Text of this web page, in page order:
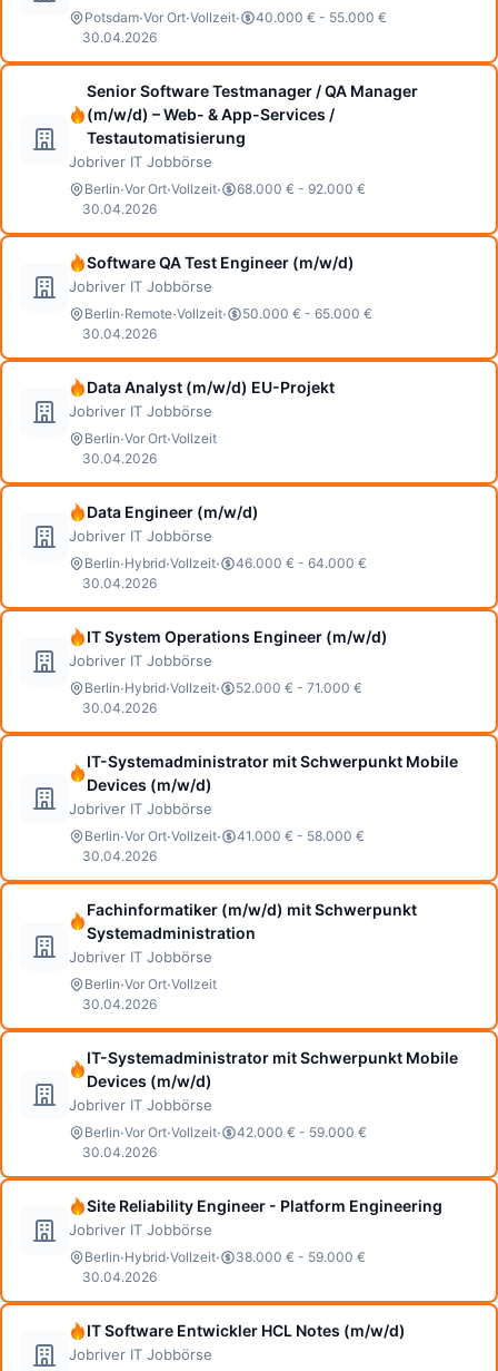
Potsdam·Vor Ort·Vollzeit·
40.000 € - 55.000 €
30.04.2026
Senior Software Testmanager / QA Manager
(m/w/d) – Web- & App-Services /
Testautomatisierung
Jobriver IT Jobbörse
Berlin·Vor Ort·Vollzeit·
68.000 € - 92.000 €
30.04.2026
Software QA Test Engineer (m/w/d)
Jobriver IT Jobbörse
Berlin·Remote·Vollzeit·
50.000 € - 65.000 €
30.04.2026
Data Analyst (m/w/d) EU-Projekt
Jobriver IT Jobbörse
Berlin·Vor Ort·Vollzeit
30.04.2026
Data Engineer (m/w/d)
Jobriver IT Jobbörse
Berlin·Hybrid·Vollzeit·
46.000 € - 64.000 €
30.04.2026
IT System Operations Engineer (m/w/d)
Jobriver IT Jobbörse
Berlin·Hybrid·Vollzeit·
52.000 € - 71.000 €
30.04.2026
IT-Systemadministrator mit Schwerpunkt Mobile
Devices (m/w/d)
Jobriver IT Jobbörse
Berlin·Vor Ort·Vollzeit·
41.000 € - 58.000 €
30.04.2026
Fachinformatiker (m/w/d) mit Schwerpunkt
Systemadministration
Jobriver IT Jobbörse
Berlin·Vor Ort·Vollzeit
30.04.2026
IT-Systemadministrator mit Schwerpunkt Mobile
Devices (m/w/d)
Jobriver IT Jobbörse
Berlin·Vor Ort·Vollzeit·
42.000 € - 59.000 €
30.04.2026
Site Reliability Engineer - Platform Engineering
Jobriver IT Jobbörse
Berlin·Hybrid·Vollzeit·
38.000 € - 59.000 €
30.04.2026
IT Software Entwickler HCL Notes (m/w/d)
Jobriver IT Jobbörse